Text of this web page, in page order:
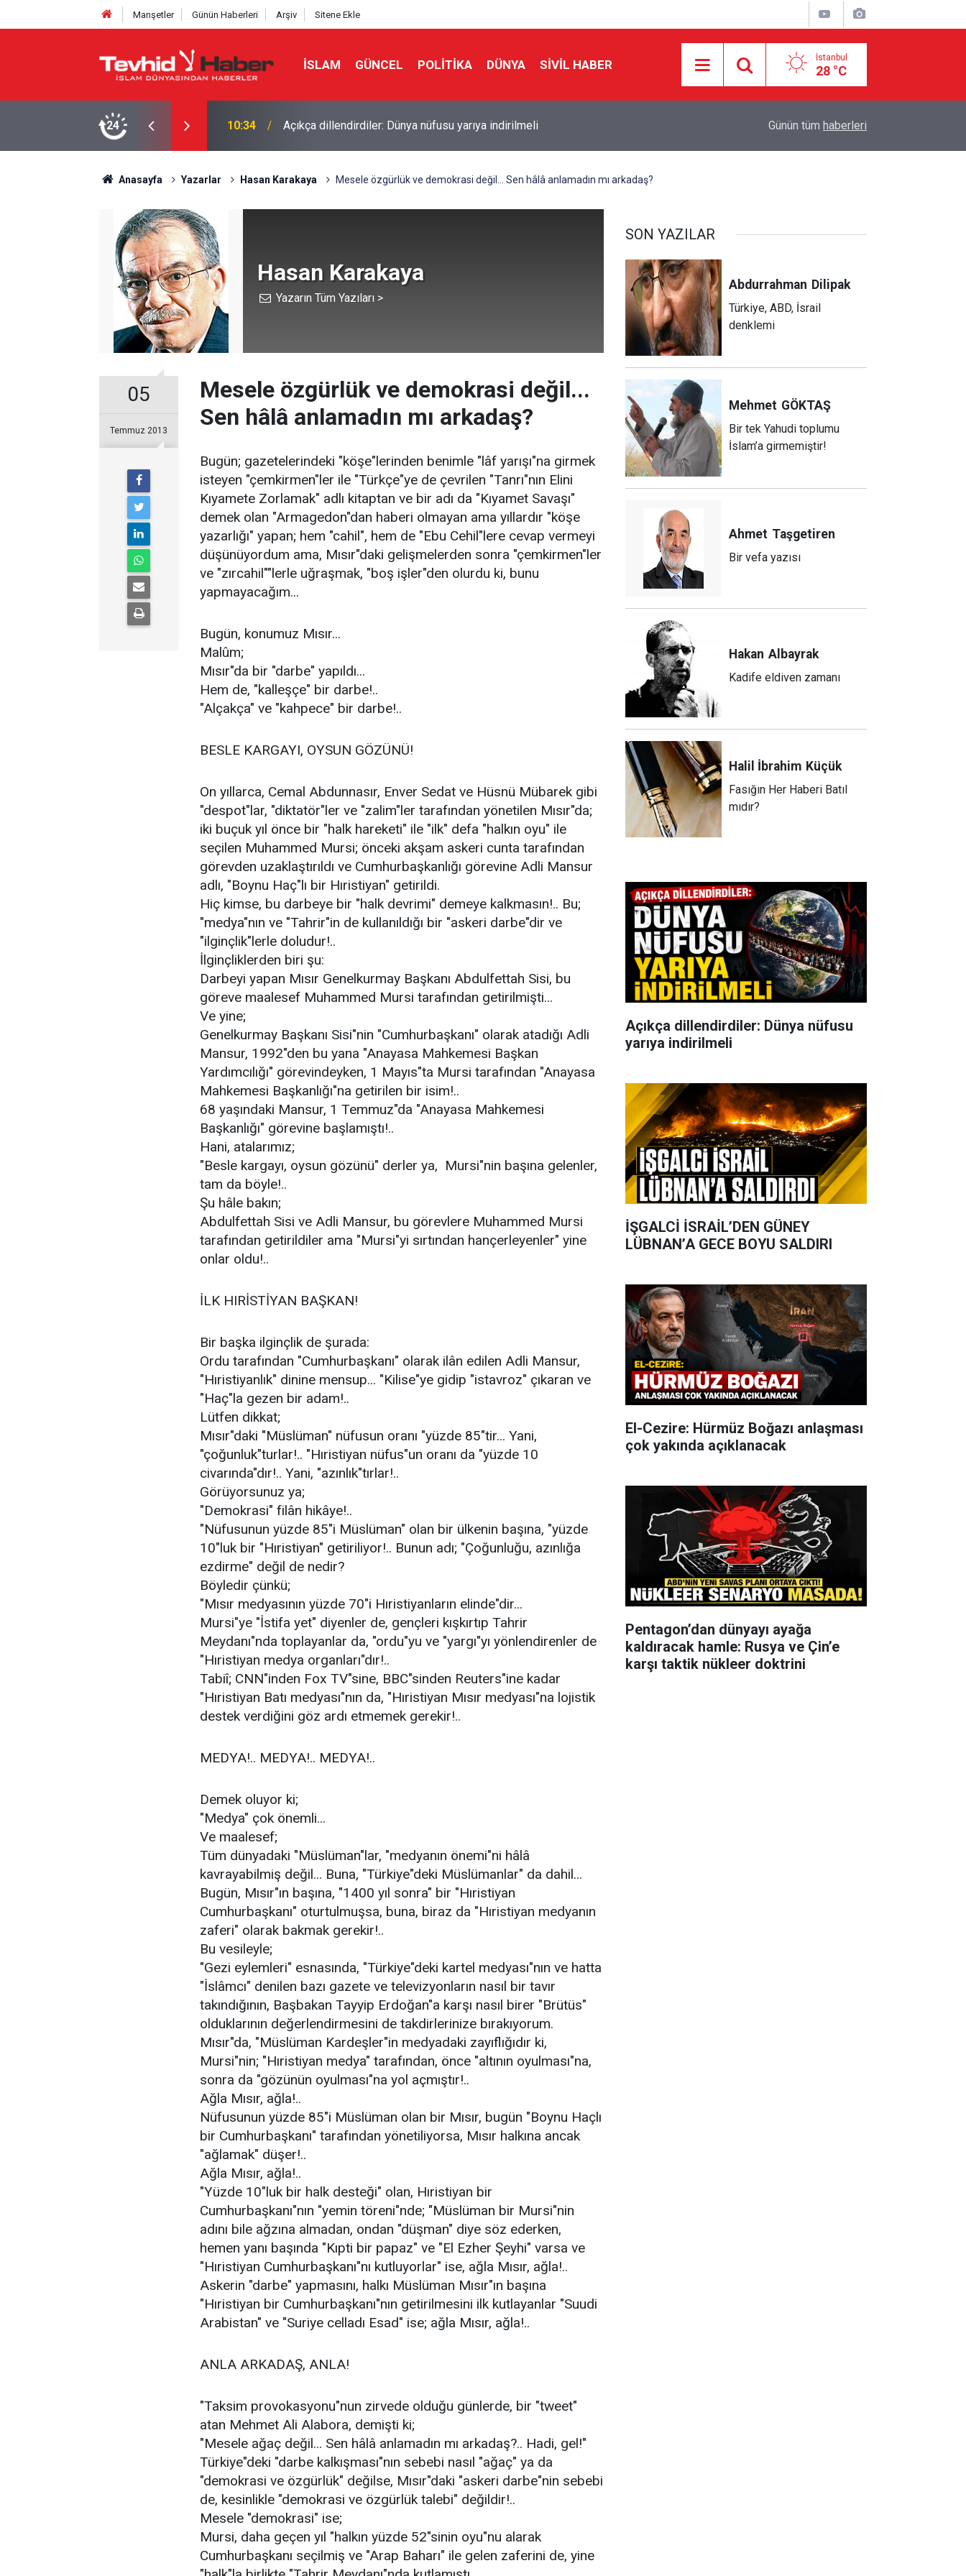
Manşetler Günün Haberleri Arşiv Sitene Ekle
İSLAM GÜNCEL POLITIKA DÜNYA SIVIL HABER İstanbul
28 °C
24 10:26 İŞGALCİ İSRAİL’DEN GÜNEY LÜBNAN’A GECE BOYU SALDIRI El-Cezire: Hürmüz Boğazı anlaşması çok
Günün tüm haberleri
Anasayfa Yazarlar Hasan Karakaya Mesele özgürlük ve demokrasi değil... Sen hâlâ anlamadın mı arkadaş?
Hasan Karakaya
Yazarın Tüm Yazıları >
05
Temmuz 2013
Mesele özgürlük ve demokrasi değil...
Sen hâlâ anlamadın mı arkadaş?
Bugün; gazetelerindeki "köşe"lerinden benimle "lâf yarışı"na girmek
isteyen "çemkirmen"ler ile "Türkçe"ye de çevrilen "Tanrı"nın Elini
Kıyamete Zorlamak" adlı kitaptan ve bir adı da "Kıyamet Savaşı"
demek olan "Armagedon"dan haberi olmayan ama yıllardır "köşe
yazarlığı" yapan; hem "cahil", hem de "Ebu Cehil"lere cevap vermeyi
düşünüyordum ama, Mısır"daki gelişmelerden sonra "çemkirmen"ler
ve "zırcahil""lerle uğraşmak, "boş işler"den olurdu ki, bunu
yapmayacağım...
Bugün, konumuz Mısır...
Malûm;
Mısır"da bir "darbe" yapıldı...
Hem de, "kalleşçe" bir darbe!..
"Alçakça" ve "kahpece" bir darbe!..
BESLE KARGAYI, OYSUN GÖZÜNÜ!
On yıllarca, Cemal Abdunnasır, Enver Sedat ve Hüsnü Mübarek gibi
"despot"lar, "diktatör"ler ve "zalim"ler tarafından yönetilen Mısır"da;
iki buçuk yıl önce bir "halk hareketi" ile "ilk" defa "halkın oyu" ile
seçilen Muhammed Mursi; önceki akşam askeri cunta tarafından
görevden uzaklaştırıldı ve Cumhurbaşkanlığı görevine Adli Mansur
adlı, "Boynu Haç"lı bir Hıristiyan" getirildi.
Hiç kimse, bu darbeye bir "halk devrimi" demeye kalkmasın!.. Bu;
"medya"nın ve "Tahrir"in de kullanıldığı bir "askeri darbe"dir ve
"ilginçlik"lerle doludur!..
İlginçliklerden biri şu:
Darbeyi yapan Mısır Genelkurmay Başkanı Abdulfettah Sisi, bu
göreve maalesef Muhammed Mursi tarafından getirilmişti...
Ve yine;
Genelkurmay Başkanı Sisi"nin "Cumhurbaşkanı" olarak atadığı Adli
Mansur, 1992"den bu yana "Anayasa Mahkemesi Başkan
Yardımcılığı" görevindeyken, 1 Mayıs"ta Mursi tarafından "Anayasa
Mahkemesi Başkanlığı"na getirilen bir isim!..
68 yaşındaki Mansur, 1 Temmuz"da "Anayasa Mahkemesi
Başkanlığı" görevine başlamıştı!..
Hani, atalarımız;
"Besle kargayı, oysun gözünü" derler ya, Mursi"nin başına gelenler,
tam da böyle!..
Şu hâle bakın;
Abdulfettah Sisi ve Adli Mansur, bu görevlere Muhammed Mursi
tarafından getirildiler ama "Mursi"yi sırtından hançerleyenler" yine
onlar oldu!..
İLK HIRİSTİYAN BAŞKAN!
Bir başka ilginçlik de şurada:
Ordu tarafından "Cumhurbaşkanı" olarak ilân edilen Adli Mansur,
"Hıristiyanlık" dinine mensup... "Kilise"ye gidip "istavroz" çıkaran ve
"Haç"la gezen bir adam!..
Lütfen dikkat;
Mısır"daki "Müslüman" nüfusun oranı "yüzde 85"tir... Yani,
"çoğunluk"turlar!.. "Hıristiyan nüfus"un oranı da "yüzde 10
civarında"dır!.. Yani, "azınlık"tırlar!..
Görüyorsunuz ya;
"Demokrasi" filân hikâye!..
"Nüfusunun yüzde 85"i Müslüman" olan bir ülkenin başına, "yüzde
10"luk bir "Hıristiyan" getiriliyor!.. Bunun adı; "Çoğunluğu, azınlığa
ezdirme" değil de nedir?
Böyledir çünkü;
"Mısır medyasının yüzde 70"i Hıristiyanların elinde"dir...
Mursi"ye "İstifa yet" diyenler de, gençleri kışkırtıp Tahrir
Meydanı"nda toplayanlar da, "ordu"yu ve "yargı"yı yönlendirenler de
"Hıristiyan medya organları"dır!..
Tabiî; CNN"inden Fox TV"sine, BBC"sinden Reuters"ine kadar
"Hıristiyan Batı medyası"nın da, "Hıristiyan Mısır medyası"na lojistik
destek verdiğini göz ardı etmemek gerekir!..
MEDYA!.. MEDYA!.. MEDYA!..
Demek oluyor ki;
"Medya" çok önemli...
Ve maalesef;
Tüm dünyadaki "Müslüman"lar, "medyanın önemi"ni hâlâ
kavrayabilmiş değil... Buna, "Türkiye"deki Müslümanlar" da dahil...
Bugün, Mısır"ın başına, "1400 yıl sonra" bir "Hıristiyan
Cumhurbaşkanı" oturtulmuşsa, buna, biraz da "Hıristiyan medyanın
zaferi" olarak bakmak gerekir!..
Bu vesileyle;
"Gezi eylemleri" esnasında, "Türkiye"deki kartel medyası"nın ve hatta
"İslâmcı" denilen bazı gazete ve televizyonların nasıl bir tavır
takındığının, Başbakan Tayyip Erdoğan"a karşı nasıl birer "Brütüs"
olduklarının değerlendirmesini de takdirlerinize bırakıyorum.
Mısır"da, "Müslüman Kardeşler"in medyadaki zayıflığıdır ki,
Mursi"nin; "Hıristiyan medya" tarafından, önce "altının oyulması"na,
sonra da "gözünün oyulması"na yol açmıştır!..
Ağla Mısır, ağla!..
Nüfusunun yüzde 85"i Müslüman olan bir Mısır, bugün "Boynu Haçlı
bir Cumhurbaşkanı" tarafından yönetiliyorsa, Mısır halkına ancak
"ağlamak" düşer!..
Ağla Mısır, ağla!..
"Yüzde 10"luk bir halk desteği" olan, Hıristiyan bir
Cumhurbaşkanı"nın "yemin töreni"nde; "Müslüman bir Mursi"nin
adını bile ağzına almadan, ondan "düşman" diye söz ederken,
hemen yanı başında "Kıpti bir papaz" ve "El Ezher Şeyhi" varsa ve
"Hıristiyan Cumhurbaşkanı"nı kutluyorlar" ise, ağla Mısır, ağla!..
Askerin "darbe" yapmasını, halkı Müslüman Mısır"ın başına
"Hıristiyan bir Cumhurbaşkanı"nın getirilmesini ilk kutlayanlar "Suudi
Arabistan" ve "Suriye celladı Esad" ise; ağla Mısır, ağla!..
ANLA ARKADAŞ, ANLA!
"Taksim provokasyonu"nun zirvede olduğu günlerde, bir "tweet"
atan Mehmet Ali Alabora, demişti ki;
"Mesele ağaç değil... Sen hâlâ anlamadın mı arkadaş?.. Hadi, gel!"
Türkiye"deki "darbe kalkışması"nın sebebi nasıl "ağaç" ya da
"demokrasi ve özgürlük" değilse, Mısır"daki "askeri darbe"nin sebebi
de, kesinlikle "demokrasi ve özgürlük talebi" değildir!..
Mesele "demokrasi" ise;
Mursi, daha geçen yıl "halkın yüzde 52"sinin oyu"nu alarak
Cumhurbaşkanı seçilmiş ve "Arap Baharı" ile gelen zaferini de, yine
SON YAZILAR
Abdurrahman Dilipak
Türkiye, ABD, İsrail
denklemi
Mehmet GÖKTAŞ
Bir tek Yahudi toplumu
İslam’a girmemiştir!
Ahmet Taşgetiren
Bir vefa yazısı
Hakan Albayrak
Kadife eldiven zamanı
Halil İbrahim Küçük
Fasığın Her Haberi Batıl
mıdır?
Açıkça dillendirdiler: Dünya nüfusu
yarıya indirilmeli
İŞGALCİ İSRAİL’DEN GÜNEY
LÜBNAN’A GECE BOYU SALDIRI
El-Cezire: Hürmüz Boğazı anlaşması
çok yakında açıklanacak
Pentagon’dan dünyayı ayağa
kaldıracak hamle: Rusya ve Çin’e
karşı taktik nükleer doktrini